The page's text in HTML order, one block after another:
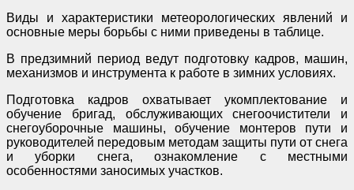
Виды и характеристики метеорологических явлений и
основные меры борьбы с ними приведены в таблице.
В предзимний период ведут подготовку кадров, машин,
механизмов и инструмента к работе в зимних условиях.
Подготовка кадров охватывает укомплектование и
обучение бригад, обслуживающих снегоочистители и
снегоуборочные машины, обучение монтеров пути и
руководителей передовым методам защиты пути от снега
и уборки снега, ознакомление с местными
особенностями заносимых участков.